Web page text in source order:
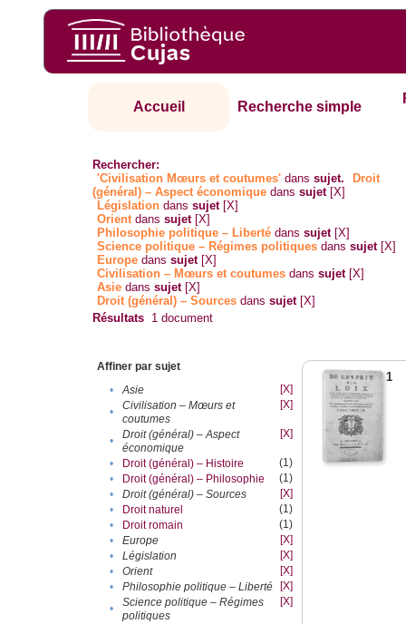
Accueil Recherche simple
Rechercher:
'Civilisation Mœurs et coutumes' danssujet.
Droit
(général) – Aspect économique danssujet [X]
Législation danssujet [X]
Orientdanssujet [X]
Philosophie politique – Liberté danssujet [X]
Science politique – Régimes politiques danssujet [X]
Europe danssujet [X]
Civilisation – Mœurs et coutumes danssujet [X]
Asie danssujet [X]
Droit (général) – Sources danssujet [X]
Résultats 1 document
Affiner par sujet
•
Asie
[X]
•
Civilisation – Mœurs et
coutumes
[X]
•
Droit (général) – Aspect
économique
[X]
• Droit (général) – Histoire
(1)
•
Droit (général) – Philosophie
(1)
•
Droit (général) – Sources
[X]
•
Droit naturel
(1)
•
Droit romain
(1)
•
Europe
[X]
•
Législation
[X]
•
Orient
[X]
•
Philosophie politique – Liberté
[X]
•
Science politique – Régimes
politiques
[X]
1